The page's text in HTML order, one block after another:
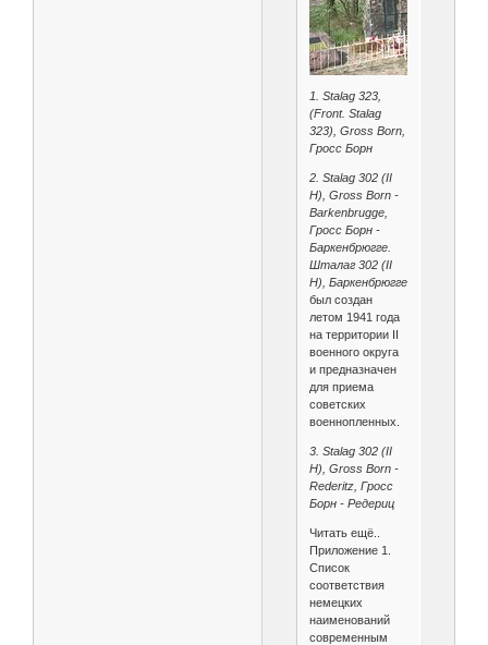
1. Stalag 323,
(Front. Stalag
323), Gross Born,
Гросс Борн
2. Stalag 302 (II
H), Gross Born -
Barkenbrugge,
Гросс Борн -
Баркенбрюгге.
Шталаг 302 (II
H), Баркенбрюгге
был создан
летом 1941 года
на территории II
военного округа
и предназначен
для приема
советских
военнопленных.
3. Stalag 302 (II
H), Gross Born -
Rederitz, Гросс
Борн - Редериц
Читать ещё..
Приложение 1.
Список
соответствия
немецких
наименований
современным